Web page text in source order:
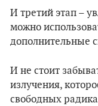
И третий этап –
можно
дополнительные
И не стоит
излучения,
свободных